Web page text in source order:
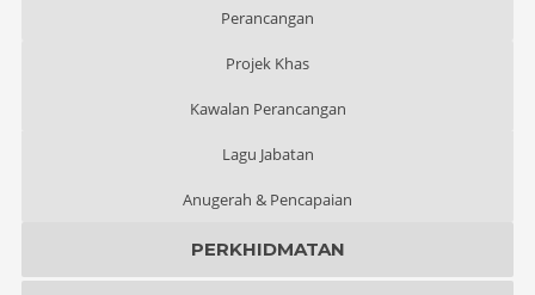
Perancangan
Projek Khas
Kawalan Perancangan
Lagu Jabatan
Anugerah & Pencapaian
PERKHIDMATAN